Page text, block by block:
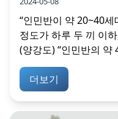
“인민반이 약 20~40
정도가 하루 두 끼 이
(양강도) “인민반의 약
더보기